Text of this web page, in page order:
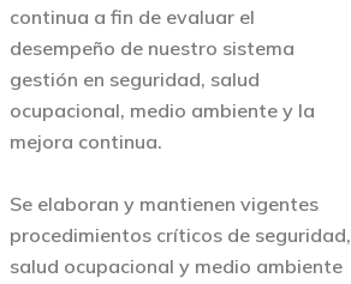
continua a fin de evaluar el
desempeño de nuestro sistema
gestión en seguridad, salud
ocupacional, medio ambiente y la
mejora continua.
Se elaboran y mantienen vigentes
procedimientos críticos de seguridad,
salud ocupacional y medio ambiente